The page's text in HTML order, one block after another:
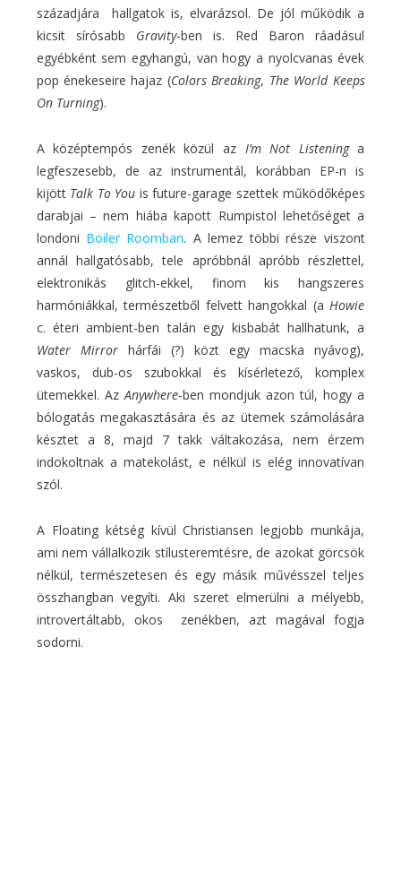
századjára hallgatok is, elvarázsol. De jól működik a
kicsit sírósabb Gravity-ben is. Red Baron ráadásul
egyébként sem egyhangú, van hogy a nyolcvanas évek
pop énekeseire hajaz (Colors Breaking, The World Keeps
On Turning).
A középtempós zenék közül az I’m Not Listeninga
legfeszesebb, de az instrumentál, korábban EP-n is
kijött Talk To You is future-garage szettek működőképes
darabjai – nem hiába kapott Rumpistol lehetőséget a
londoni Boiler Roomban. A lemez többi része viszont
annál hallgatósabb, tele apróbbnál apróbb részlettel,
elektronikás glitch-ekkel, finom kis hangszeres
harmóniákkal, természetből felvett hangokkal (a Howie
c. éteri ambient-ben talán egy kisbabát hallhatunk, a
Water Mirrorhárfái (?) közt egy macska nyávog),
vaskos, dub-os szubokkal és kísérletező, komplex
ütemekkel. Az Anywhere-ben mondjuk azon túl, hogy a
bólogatás megakasztására és az ütemek számolására
késztet a 8, majd 7 takk váltakozása, nem érzem
indokoltnak a matekolást, e nélkül is elég innovatívan
szól.
A Floating kétség kívül Christiansen legjobb munkája,
ami nem vállalkozik stílusteremtésre, de azokat görcsök
nélkül, természetesen és egy másik művésszel teljes
összhangban vegyíti. Aki szeret elmerülni a mélyebb,
introvertáltabb, okos zenékben, azt magával fogja
sodorni.